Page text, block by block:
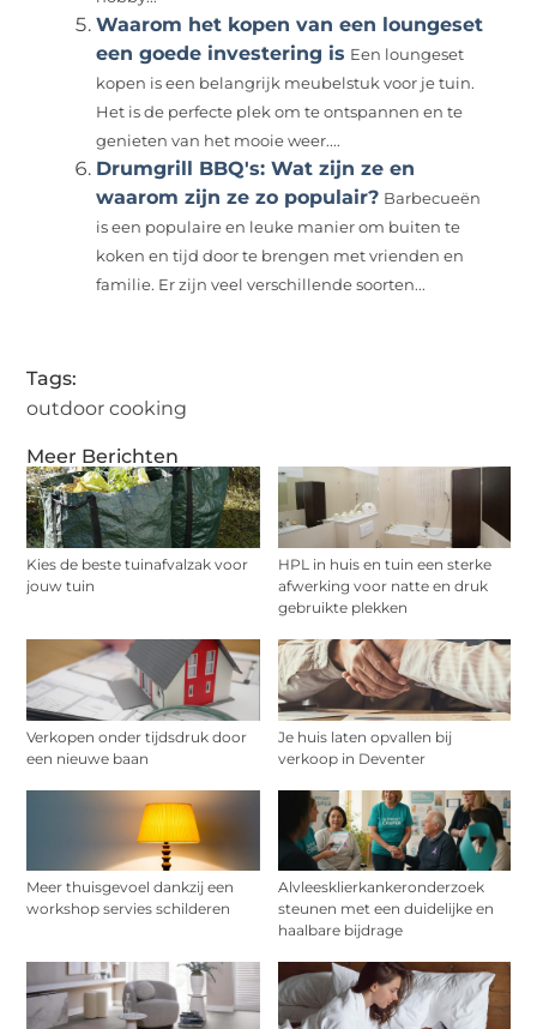
Meer Berichten
Kies de beste tuinafvalzak voor
jouw tuin
HPL in huis en tuin een sterke
afwerking voor natte en druk
gebruikte plekken
Verkopen onder tijdsdruk door
een nieuwe baan
Je huis laten opvallen bij
verkoop in Deventer
Meer thuisgevoel dankzij een
workshop servies schilderen
Alvleesklierkankeronderzoek
steunen met een duidelijke en
haalbare bijdrage
Waarom het kopen van een loungeset
een goede investering is Een loungeset
kopen is een belangrijk meubelstuk voor je tuin.
Het is de perfecte plek om te ontspannen en te
genieten van het mooie weer....
Drumgrill BBQ's: Wat zijn ze en
waarom zijn ze zo populair? Barbecueën
is een populaire en leuke manier om buiten te
koken en tijd door te brengen met vrienden en
familie. Er zijn veel verschillende soorten...
Tags:
outdoor cooking